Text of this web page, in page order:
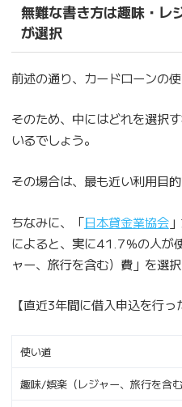
無難な書き方は趣味・レ
が選択
前述の通り、カードローンの
そのため、中にはどれを選択
いるでしょう。
その場合は、最も近い利用目
ちなみに、「日本貸金業協会
によると、実に41.7％の人が
ャー、旅行を含む）費」を選択
【直近3年間に借入申込を行っ
使い道
趣味/娯楽（レジャー、旅行を含